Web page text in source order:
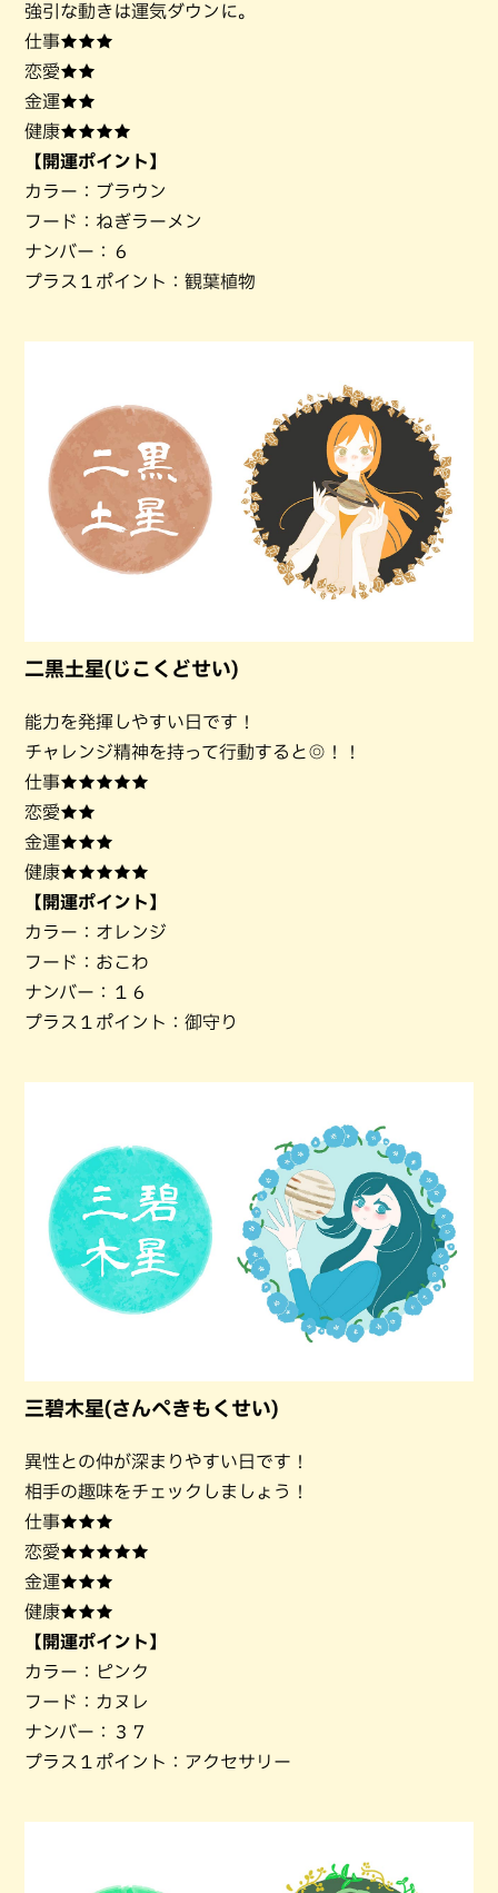
強引な動きは運気ダウンに。
仕事★★★
恋愛★★
金運★★
健康★★★★
【開運ポイント】
カラー：ブラウン
フード：ねぎラーメン
ナンバー：６
プラス１ポイント：観葉植物
二黒土星(じこくどせい)
能力を発揮しやすい日です！
チャレンジ精神を持って行動すると◎！！
仕事★★★★★
恋愛★★
金運★★★
健康★★★★★
【開運ポイント】
カラー：オレンジ
フード：おこわ
ナンバー：１６
プラス１ポイント：御守り
三碧木星(さんぺきもくせい)
異性との仲が深まりやすい日です！
相手の趣味をチェックしましょう！
仕事★★★
恋愛★★★★★
金運★★★
健康★★★
【開運ポイント】
カラー：ピンク
フード：カヌレ
ナンバー：３７
プラス１ポイント：アクセサリー